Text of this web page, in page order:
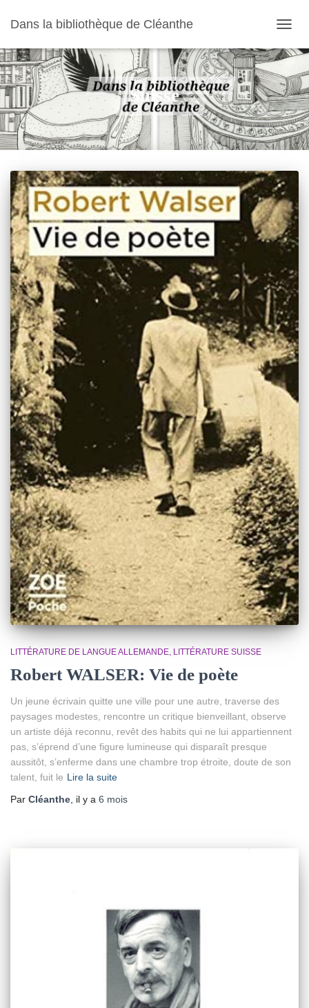
Dans la bibliothèque de Cléanthe
LA
Suisse
LITTÉRATURE DE LANGUE ALLEMANDE LITTÉRATURE SUISSE
Robert WALSER: Vie de poète
Un jeune écrivain quitte une ville pour une autre, traverse des
paysages modestes, rencontre un critique bienveillant, observe
un artiste déjà reconnu, revêt des habits qui ne lui appartiennent
pas, s’éprend d’une figure lumineuse qui disparaît presque
aussitôt, s’enferme dans une chambre trop étroite, doute de son
talent, fuit le Lire la suite
Par Cléanthe, il y a 6 mois